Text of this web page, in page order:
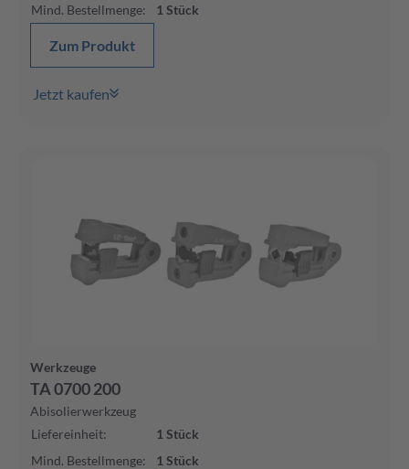
Mind. Bestellmenge: 1 Stück
Zum Produkt
Jetzt kaufen
Werkzeuge
TA 0700 200
Abisolierwerkzeug
Liefereinheit: 1 Stück
Mind. Bestellmenge: 1 Stück